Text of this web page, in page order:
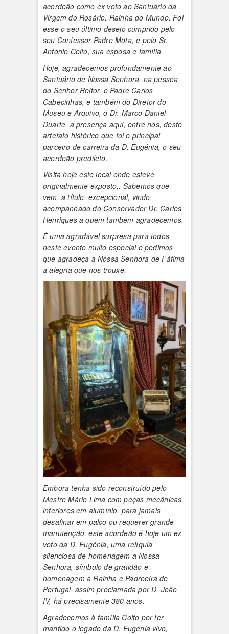
acordeão como ex voto ao Santuário da
Virgem do Rosário, Rainha do Mundo. Foi
esse o seu último desejo cumprido pelo
seu Confessor Padre Mota, e pelo Sr.
António Coito, sua esposa e família.
Hoje, agradecemos profundamente ao
Santuário de Nossa Senhora, na pessoa
do Senhor Reitor, o Padre Carlos
Cabecinhas, e também do Diretor do
Museu e Arquivo, o Dr. Marco Daniel
Duarte, a presença aqui, entre nós, deste
artefato histórico que foi o principal
parceiro de carreira da D. Eugénia, o seu
acordeão predileto.
Visita hoje este local onde esteve
originalmente exposto,. Sabemos que
vem, a título, excepcional, vindo
acompanhado do Conservador Dr. Carlos
Henriques a quem também agradecemos.
É uma agradável surpresa para todos
neste evento muito especial e pedimos
que agradeça a Nossa Senhora de Fátima
a alegria que nos trouxe.
Embora tenha sido reconstruído pelo
Mestre Mário Lima com peças mecânicas
interiores em alumínio, para jamais
desafinar em palco ou requerer grande
manutenção, este acordeão é hoje um ex-
voto da D. Eugénia, uma relíquia
silenciosa de homenagem a Nossa
Senhora, símbolo de gratidão e
homenagem à Rainha e Padroeira de
Portugal, assim proclamada por D. João
IV, há precisamente 380 anos.
Agradecemos à família Coito por ter
mantido o legado da D. Eugénia vivo,